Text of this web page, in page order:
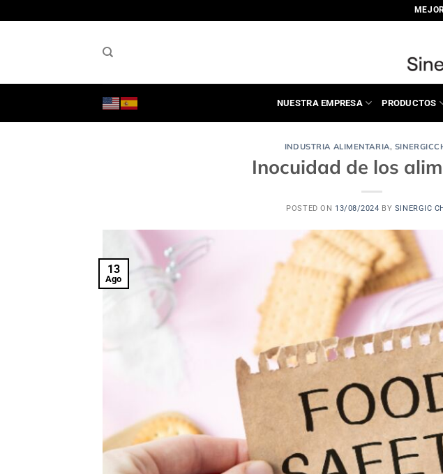
al
NUESTRA EMPRESA PRODUCTOS
INDUSTRIA ALIMENTARIA,
Inocuidad de los
POSTED ON 13/08/2024 BY SINERGIC
13
Ago